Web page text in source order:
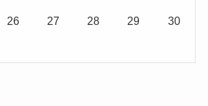
26 27 28 29 30